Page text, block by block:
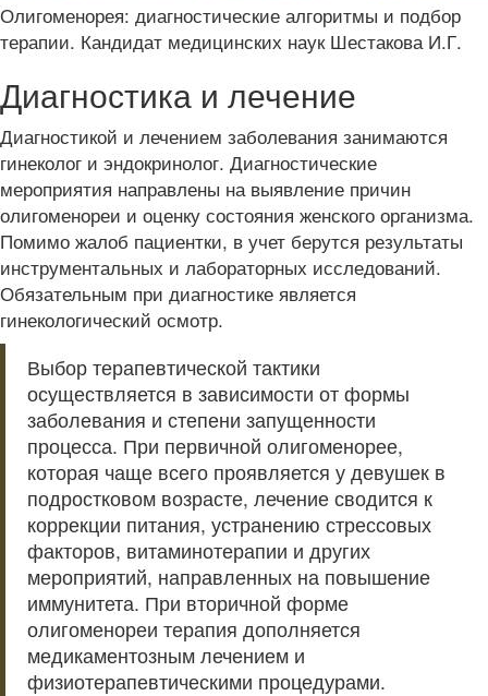
Олигоменорея: диагностические алгоритмы и подбор
терапии. Кандидат медицинских наук Шестакова И.Г.
Диагностика и лечение
Диагностикой и лечением заболевания занимаются
гинеколог и эндокринолог. Диагностические
мероприятия направлены на выявление причин
олигоменореи и оценку состояния женского организма.
Помимо жалоб пациентки, в учет берутся результаты
инструментальных и лабораторных исследований.
Обязательным при диагностике является
гинекологический осмотр.
Выбор терапевтической тактики
осуществляется в зависимости от формы
заболевания и степени запущенности
процесса. При первичной олигоменорее,
которая чаще всего проявляется у девушек в
подростковом возрасте, лечение сводится к
коррекции питания, устранению стрессовых
факторов, витаминотерапии и других
мероприятий, направленных на повышение
иммунитета. При вторичной форме
олигоменореи терапия дополняется
медикаментозным лечением и
физиотерапевтическими процедурами.